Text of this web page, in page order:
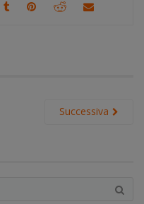
Successiva